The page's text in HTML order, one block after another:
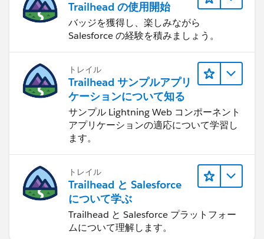
Trailhead の使用開始
バッジを獲得し、楽しみながら
Salesforce の経験を積みましょう。
トレイル
Trailhead サンプルアプリ
ケーションについて知る
サンプル Lightning Web コンポーネント
アプリケーションの適応について学習し
ます。
トレイル
Trailhead と Salesforce
について学ぶ
Trailhead と Salesforce プラットフォー
ムについて理解します。